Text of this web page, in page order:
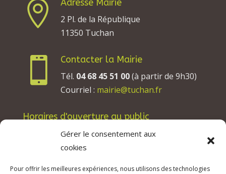
Gérer le consentement aux
cookies
Pour offrir les meilleures expériences, nous utilisons des technologies

Adresse Mairie
2 Pl. de la République
11350 Tuchan

Contacter la Mairie
Tél. 04 68 45 51 00(à partir de 9h30)
Courriel : mairie@tuchan.fr
Horaires d'ouverture au public
Les lundis, mardis et jeudis : de 8h à 12h et de
13h30 à 17h30.